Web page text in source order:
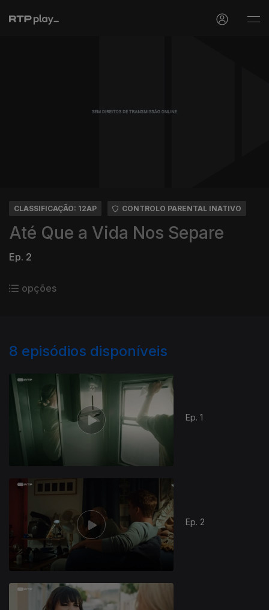
CLASSIFICAÇÃO: 12AP CONTROLO PARENTAL INATIVO
Até Que a Vida Nos Separe
Ep. 2
opções
8 episódios disponíveis
Ep. 1
Ep. 2